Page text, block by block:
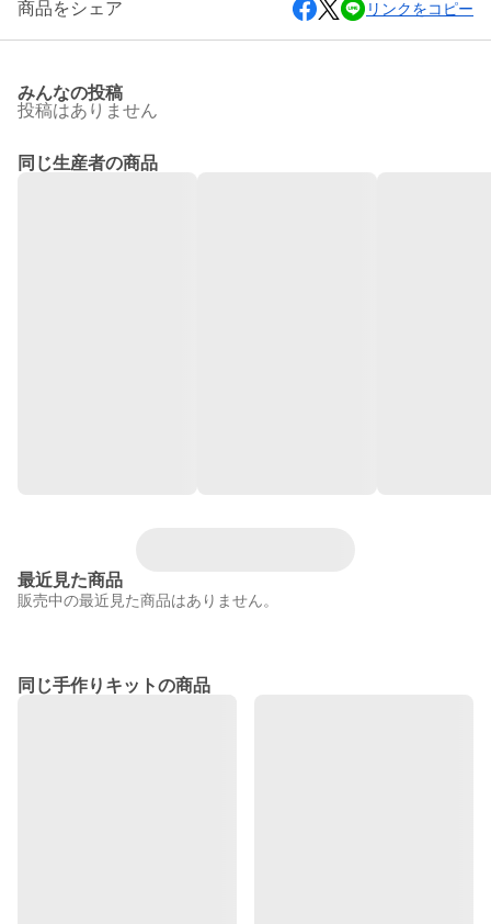
商品をシェア リンクをコピー
みんなの投稿
投稿はありません
同じ生産者の商品
最近見た商品
販売中の最近見た商品はありません。
同じ手作りキットの商品